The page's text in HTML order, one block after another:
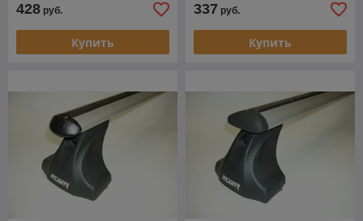
428 руб.
Купить
337 руб.
Купить